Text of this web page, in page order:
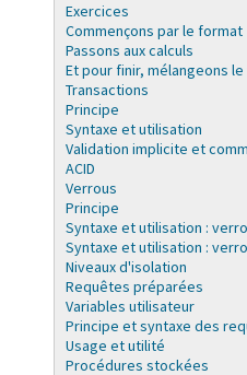
Exercices
Commençons par le format
Passons aux calculs
Et pour finir, mélangeons
Transactions
Principe
Syntaxe et utilisation
Validation implicite et
ACID
Verrous
Principe
Syntaxe et utilisation :
Syntaxe et utilisation :
Niveaux d'isolation
Requêtes préparées
Variables utilisateur
Principe et syntaxe des
Usage et utilité
Procédures stockées